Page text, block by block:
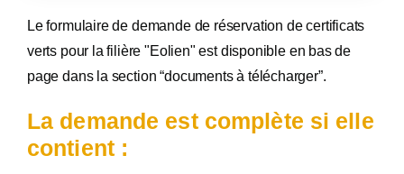
Le formulaire de demande de réservation de certificats
verts pour la filière "Eolien" est disponible en bas de
page dans la section “documents à télécharger”.
La demande est complète si elle
contient :